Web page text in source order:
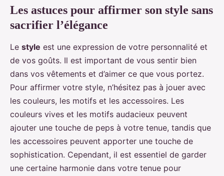
Les astuces pour affirmer son style sans
sacrifier l’élégance
Le style est une expression de votre personnalité et
de vos goûts. Il est important de vous sentir bien
dans vos vêtements et d’aimer ce que vous portez.
Pour affirmer votre style, n’hésitez pas à jouer avec
les couleurs, les motifs et les accessoires. Les
couleurs vives et les motifs audacieux peuvent
ajouter une touche de peps à votre tenue, tandis que
les accessoires peuvent apporter une touche de
sophistication. Cependant, il est essentiel de garder
une certaine harmonie dans votre tenue pour